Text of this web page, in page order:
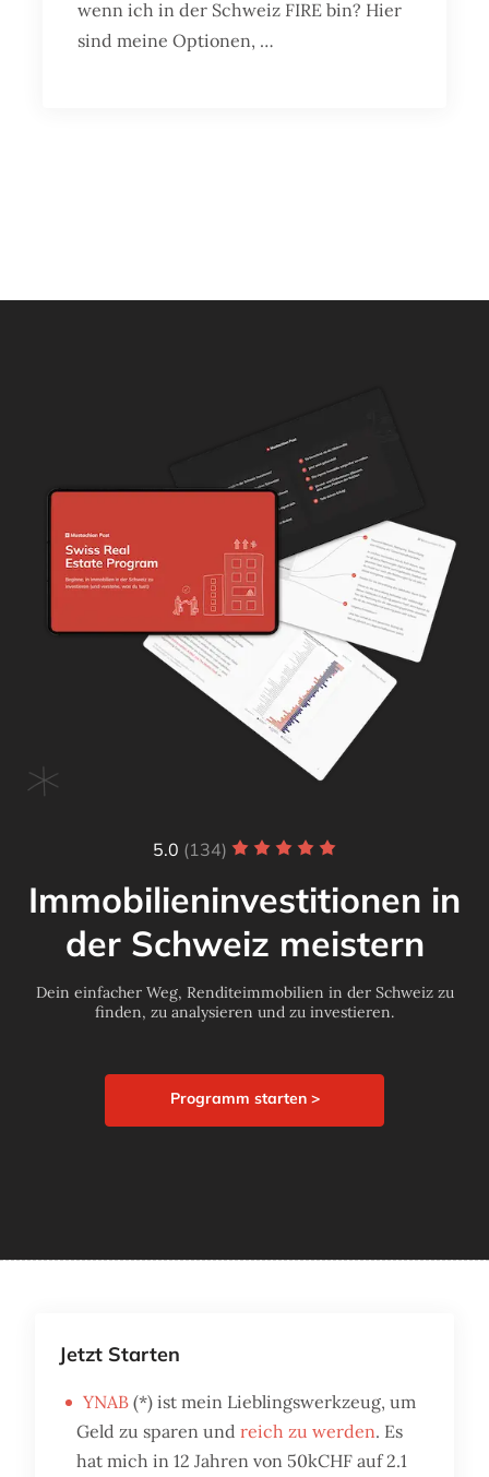
wenn ich in der Schweiz FIRE bin? Hier
sind meine Optionen, …
5.0 (134)
Immobilieninvestitionen in
der Schweiz meistern
Dein einfacher Weg, Renditeimmobilien in der Schweiz zu
finden, zu analysieren und zu investieren.
Programm starten >
Jetzt Starten
YNAB (*) ist mein Lieblingswerkzeug, um
Geld zu sparen undreich zu werden. Es
hat mich in 12 Jahren von 50kCHF auf 2.1